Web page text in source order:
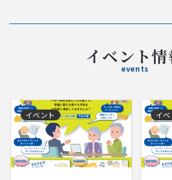
イベント情
events
イベント イベ